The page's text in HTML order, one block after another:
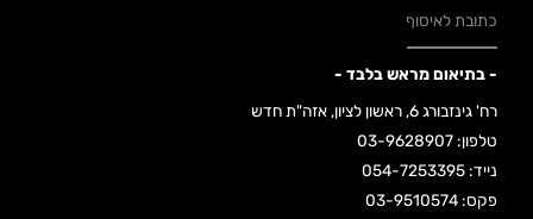
כתובת לאיסוף
- בתיאום מראש בלבד -
רח' גינזבורג 6, ראשון לציון, אזה"ת חדש
טלפון: 03-9628907
נייד: 054-7253395
פקס: 03-9510574